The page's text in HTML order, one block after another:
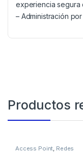
experiencia segura
– Administración
Productos
Access Point, Redes